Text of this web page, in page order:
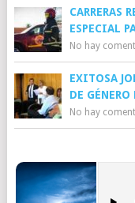
CARRERAS
ESPECIAL
No hay
EXITOSA
DE
No hay